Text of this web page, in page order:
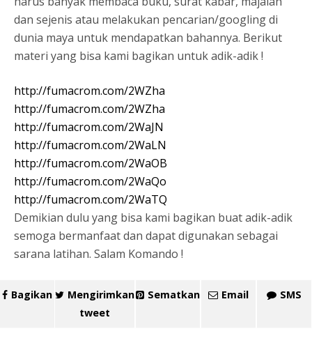
dan sejenis atau melakukan pencarian/googling di
dunia maya untuk mendapatkan bahannya. Berikut
materi yang bisa kami bagikan untuk adik-adik !
http://fumacrom.com/2WZha
http://fumacrom.com/2WZha
http://fumacrom.com/2WaJN
http://fumacrom.com/2WaLN
http://fumacrom.com/2WaOB
http://fumacrom.com/2WaQo
http://fumacrom.com/2WaTQ
Demikian dulu yang bisa kami bagikan buat adik-adik
semoga bermanfaat dan dapat digunakan sebagai
sarana latihan. Salam Komando !
Bagikan
Mengirimkan
tweet
Sematkan Email SMS